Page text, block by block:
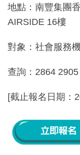
地點：南豐集團
AIRSIDE 16樓
對象：社會服務
查詢：2864
[截止報名日期：